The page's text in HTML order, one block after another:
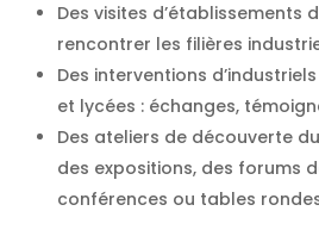
Des visites d’établissements
rencontrer les filières
Des interventions
et lycées : échanges,
Des ateliers de découverte
des expositions, des forums
conférences ou tables